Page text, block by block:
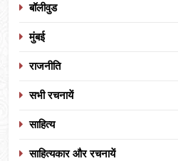
बॉलीवुड
मुंबई
राजनीति
सभी रचनायें
साहित्य
साहित्यकार और रचनायें